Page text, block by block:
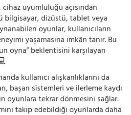
cihaz uyumluluğu açısından
bilgisayar, dizüstü, tablet veya
oyunlar, kullanıcıların
yaşamasına imkân tanır. Bu
oyna” beklentisini karşılayan
kullanıcı alışkanlıklarını da
başarı sistemleri ve ilerleme kaydı
oyunlara tekrar dönmesini sağlar.
takip edebildiği oyunlarda daha